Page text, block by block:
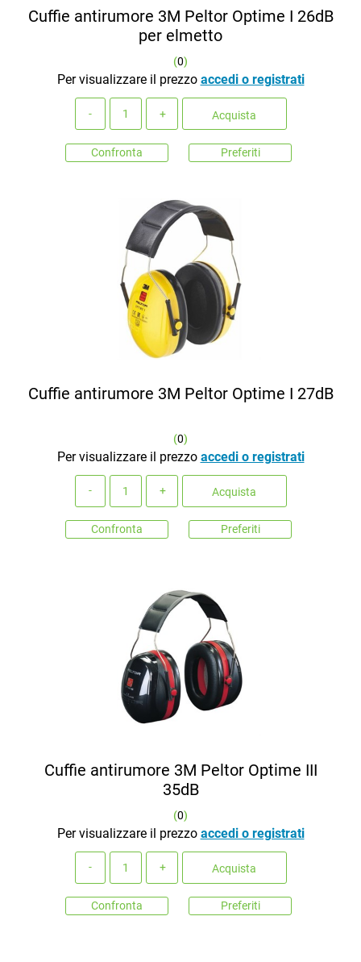
Cuffie antirumore 3M Peltor Optime I 26dB
per elmetto
(0)
Per visualizzare il prezzo accedi o registrati
Acquista
Confronta Preferiti
Cuffie antirumore 3M Peltor Optime I 27dB
(0)
Per visualizzare il prezzo accedi o registrati
Acquista
Confronta Preferiti
Cuffie antirumore 3M Peltor Optime III
35dB
(0)
Per visualizzare il prezzo accedi o registrati
Acquista
Confronta Preferiti